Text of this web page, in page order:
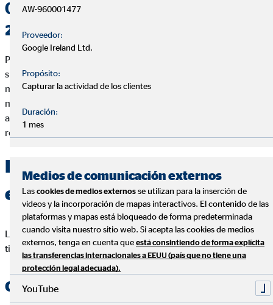
(para nuevas jubilaciones desde
2026)
Para quienes se jubilan
sistema que permite calcular la base reguladora usando el
método tradicional o uno alternativo que considera un periodo
más amplio y
aplicándose el resultado
reforma.
Pensión mínima de jubilación
en 2026: cuantías oficiales
Las pensiones mínimas dependen de tuedady de si
tienescónyuge a cargo,cónyuge no a cargoosin cónyuge.
Con 65 años o más (jubilación)
AW-960001477
Proveedor:
Google Ireland Ltd.
Propósito:
Capturar la actividad de los clientes
Duración:
1 mes
Medios de comunicación externos
Las cookies de medios externos se utilizan para la inserción de
videos y la incorporación de mapas interactivos. El contenido de las
plataformas y mapas está bloqueado de forma predeterminada
cuando visita nuestro sitio web. Si acepta las cookies de medios
externos, tenga en cuenta que está consintiendo de forma explícita
las transferencias internacionales a EEUU (país que no tiene una
protección legal adecuada).
YouTube